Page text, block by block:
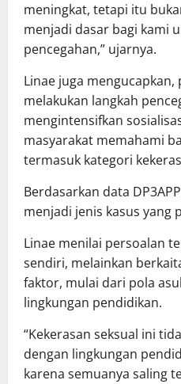
meningkat, tetapi itu
menjadi dasar bagi kami
pencegahan,” ujarnya.
Linae juga
melakukan langkah
mengintensifkan
masyarakat memahami
termasuk kategori
Berdasarkan data
menjadi jenis kasus yang
Linae menilai persoalan
sendiri, melainkan
faktor, mulai dari pola
lingkungan pendidikan.
“Kekerasan seksual ini
dengan lingkungan
karena semuanya saling